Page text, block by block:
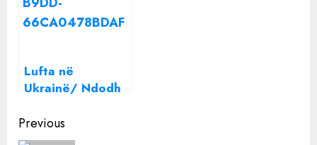
Lufta në
Ukrainë/ Ndodh
i del në krah
Rusisë
Continue
Previous